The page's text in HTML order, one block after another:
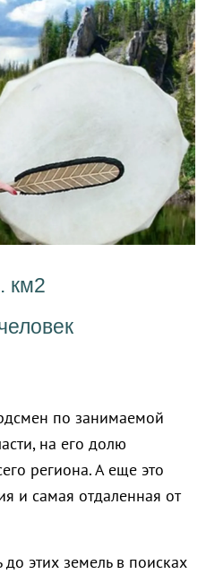
км2
по занимаемой
на его долю
региона. А еще это
и самая отдаленная от
этих земель в поисках